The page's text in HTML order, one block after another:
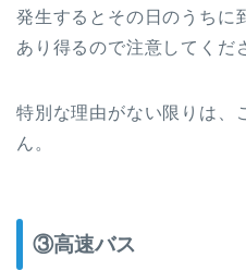
発生するとその日のうちに
あり得るので注意してくだ
特別な理由がない限りは、
ん。
③高速バス